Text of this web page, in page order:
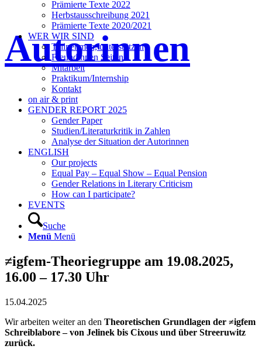
Autorinnen
Prämierte Texte 2022
Herbstausschreibung 2021
Prämierte Texte 2020/2021
WER WIR SIND
Teilnehmen, unterstützen
Freundinnen Seiten
Mitarbeit
Praktikum/Internship
Kontakt
on air & print
GENDER REPORT 2025
Gender Paper
Studien/Literaturkritik in Zahlen
Analyse der Situation der Autorinnen
ENGLISH
Our projects
Equal Pay – Equal Show – Equal Pension
Gender Relations in Literary Criticism
How can I participate?
EVENTS
Suche
Menü Menü
≠igfem-Theoriegruppe am 19.08.2025,
16.00 – 17.30 Uhr
15.04.2025
Wir arbeiten weiter an den Theoretischen Grundlagen der ≠igfem
Schreiblabore – von Jelinek bis Cixous und über Streeruwitz
zurück.